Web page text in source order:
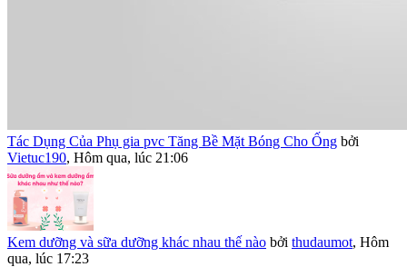
Tác Dụng Của Phụ gia pvc Tăng Bề Mặt Bóng Cho Ống bởi
Vietuc190, Hôm qua, lúc 21:06
Kem dưỡng và sữa dưỡng khác nhau thế nào bởi thudaumot, Hôm
qua, lúc 17:23